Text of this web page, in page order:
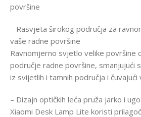
površine
– Rasvjeta širokog područja za
vaše radne površine
Ravnomjerno svjetlo velike površine
područje radne površine, smanjujući
iz svijetlih i tamnih područja i čuvajući
– Dizajn optičkih leća pruža jarko i
Xiaomi Desk Lamp Lite koristi